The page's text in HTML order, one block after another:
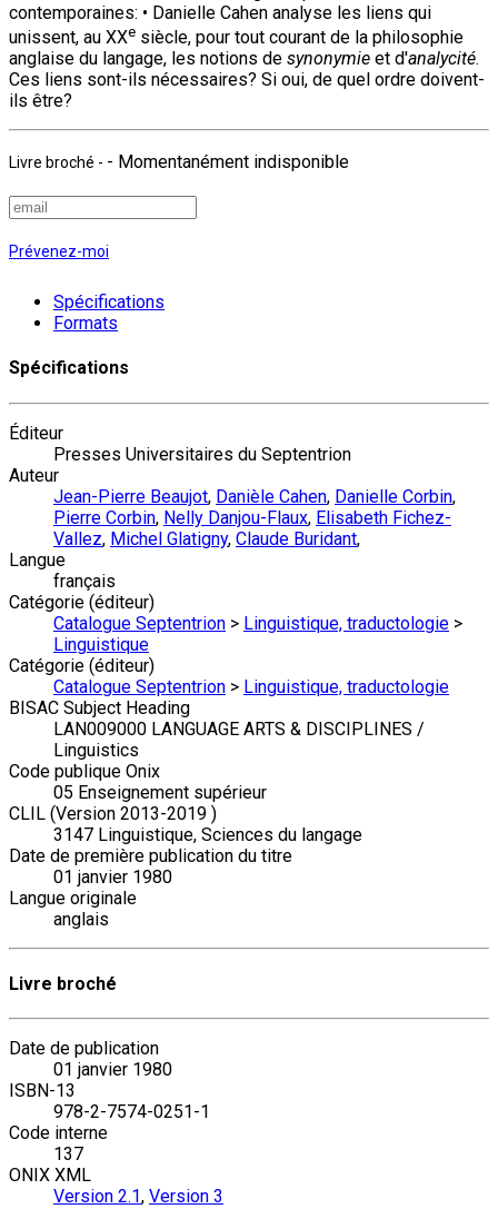
contemporaines: • Danielle Cahen analyse les liens qui
unissent, au XXe siècle, pour tout courant de la philosophie
anglaise du langage, les notions de synonymie et d'analycité.
Ces liens sont-ils nécessaires? Si oui, de quel ordre doivent-
ils être?
Livre broché - - Momentanément indisponible
Prévenez-moi
Spécifications
Formats
Spécifications
Éditeur
Presses Universitaires du Septentrion
Auteur
Jean-Pierre Beaujot, Danièle Cahen, Danielle Corbin,
Pierre Corbin, Nelly Danjou-Flaux, Elisabeth Fichez-
Vallez, Michel Glatigny, Claude Buridant,
Langue
français
Catégorie (éditeur)
Catalogue Septentrion > Linguistique, traductologie >
Linguistique
Catégorie (éditeur)
Catalogue Septentrion > Linguistique, traductologie
BISAC Subject Heading
LAN009000 LANGUAGE ARTS & DISCIPLINES /
Linguistics
Code publique Onix
05 Enseignement supérieur
CLIL (Version 2013-2019 )
3147 Linguistique, Sciences du langage
Date de première publication du titre
01 janvier 1980
Langue originale
anglais
Livre broché
Date de publication
01 janvier 1980
ISBN-13
978-2-7574-0251-1
Code interne
137
ONIX XML
Version 2.1, Version 3